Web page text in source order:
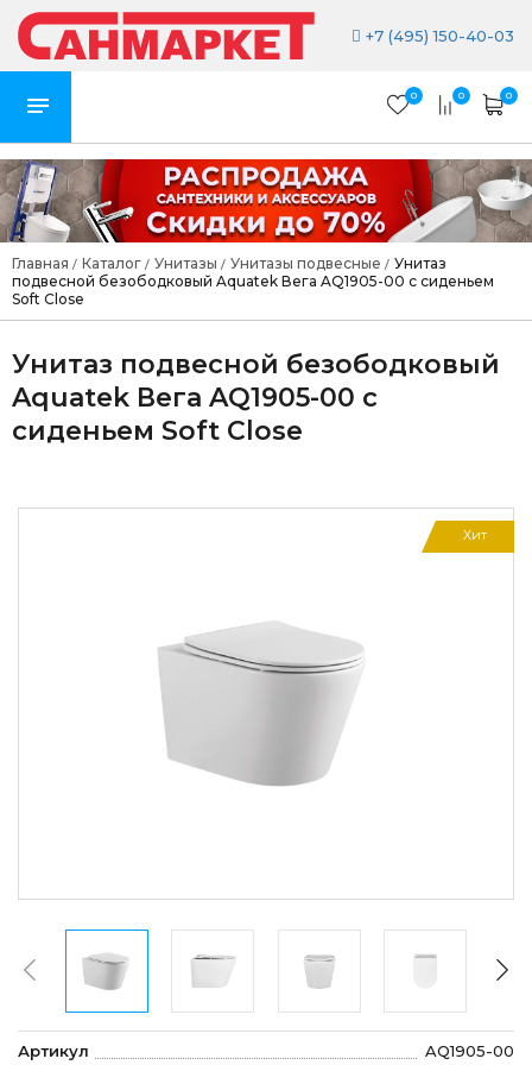
+7 (495) 150-40-03
0 0 0
Главная / Каталог / Унитазы / Унитазы подвесные / Унитаз
подвесной безободковый Aquatek Вега AQ1905-00 с сиденьем
Soft Close
Унитаз подвесной безободковый
Aquatek Вега AQ1905-00 с
сиденьем Soft Close
Хит
Артикул AQ1905-00